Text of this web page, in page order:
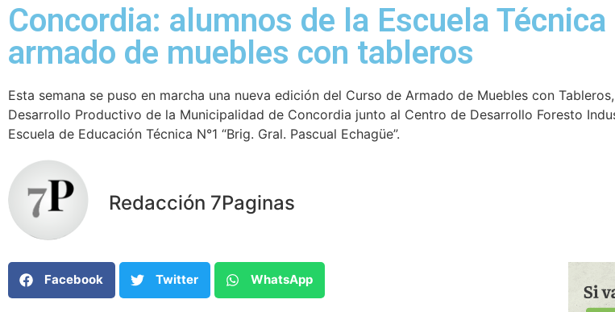
Concordia: alumnos de la Escuela
armado de muebles con tableros
Esta semana se puso en marcha una nueva edición del Curso de Armado de Muebles con
Desarrollo Productivo de la Municipalidad de Concordia junto al Centro de Desarrollo Foresto
Escuela de Educación Técnica N°1 “Brig. Gral. Pascual Echagüe”.
Redacción 7Paginas
Facebook Twitter WhatsApp